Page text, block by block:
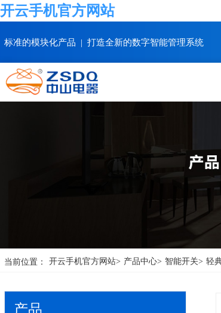
开云手机官方网站
标准的模块化产品 | 打造全新的数字智能管理系统
当前位置： 开云手机官方网站> 产品中心> 智能开关> 轻
产品